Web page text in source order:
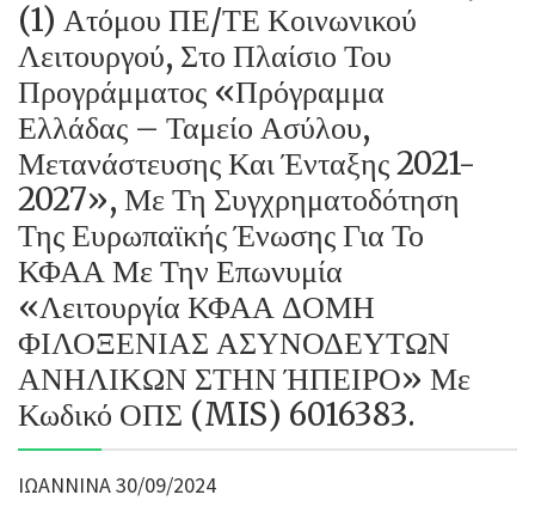
(1) Ατόμου ΠΕ/ΤΕ Κοινωνικού
Λειτουργού, Στο Πλαίσιο Του
Προγράμματος «Πρόγραμμα
Ελλάδας – Ταμείο Ασύλου,
Μετανάστευσης Και Ένταξης 2021-
2027», Με Τη Συγχρηματοδότηση
Της Ευρωπαϊκής Ένωσης Για Το
ΚΦΑΑ Με Την Επωνυμία
«Λειτουργία ΚΦΑΑ ΔΟΜΗ
ΦΙΛΟΞΕΝΙΑΣ ΑΣΥΝΟΔΕΥΤΩΝ
ΑΝΗΛΙΚΩΝ ΣΤΗΝ ΉΠΕΙΡΟ» Με
Κωδικό ΟΠΣ (MIS) 6016383.
ΙΩΑΝΝΙΝΑ 30/09/2024